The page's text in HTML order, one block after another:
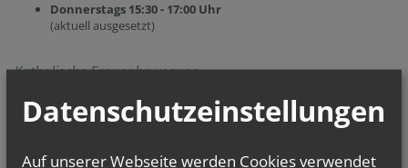
Donnerstags 15:30 - 17:00 Uhr
(aktuell ausgesetzt)
Katholische Frauenbewegung
(im Pfarrheim 1. Stock, jeweils 9 - 11 Uhr)
Datenschutzeinstellungen
Auf unserer Webseite werden Cookies verwendet